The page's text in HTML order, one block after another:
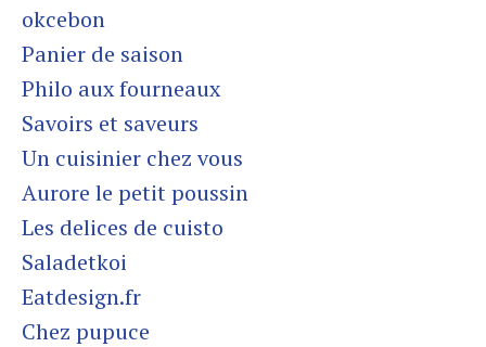
okcebon
Panier de saison
Philo aux fourneaux
Savoirs et saveurs
Un cuisinier chez vous
Aurore le petit poussin
Les delices de cuisto
Saladetkoi
Eatdesign.fr
Chez pupuce